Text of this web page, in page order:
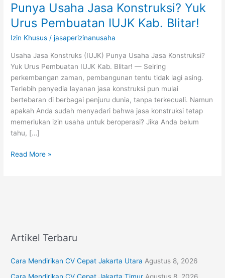
Punya Usaha Jasa Konstruksi? Yuk
Urus Pembuatan IUJK Kab. Blitar!
Izin Khusus /jasaperizinanusaha
Usaha Jasa Konstruks (IUJK) Punya Usaha Jasa Konstruksi?
Yuk Urus Pembuatan IUJK Kab. Blitar! — Seiring
perkembangan zaman, pembangunan tentu tidak lagi asing.
Terlebih penyedia layanan jasa konstruksi pun mulai
bertebaran di berbagai penjuru dunia, tanpa terkecuali. Namun
apakah Anda sudah menyadari bahwa jasa konstruksi tetap
memerlukan izin usaha untuk beroperasi? Jika Anda belum
tahu, […]
Punya
Usaha
Jasa
Konstruksi?
IUJK
Read More »
Artikel Terbaru
Cara Mendirikan CV Cepat Jakarta Utara Agustus 8, 2026
Cara Mendirikan CV Cepat Jakarta Timur Agustus 8, 2026